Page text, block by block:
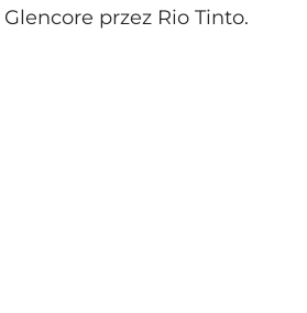
przez Rio Tinto.